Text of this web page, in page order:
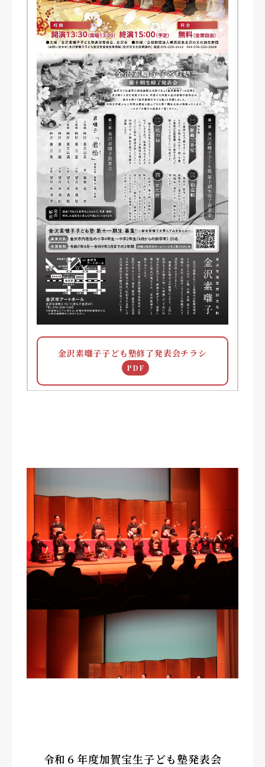
金沢素囃子子ども塾修了発表会チラシ
PDF
令和６年度加賀宝生子ども塾発表会